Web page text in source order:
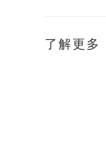
了解更多